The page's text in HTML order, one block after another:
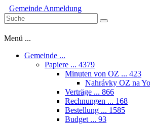
Gemeinde Anmeldung
Menü ...
Gemeinde ...
Papiere ... 4379
Minuten von OZ ... 423
Nahrávky OZ na
Verträge ... 866
Rechnungen ... 168
Bestellung ... 1585
Budget ... 93